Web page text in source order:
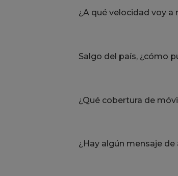
¿A qué velocidad voy
Salgo del país, ¿cómo
¿Qué cobertura de
¿Hay algún mensaje